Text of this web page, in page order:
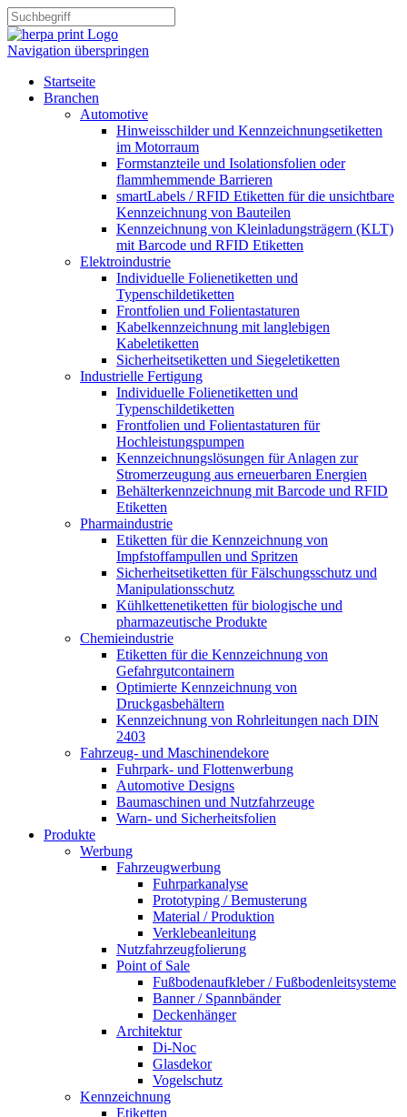
Navigation überspringen
Startseite
Branchen
Automotive
Hinweisschilder und Kennzeichnungsetiketten
im Motorraum
Formstanzteile und Isolationsfolien oder
flammhemmende Barrieren
smartLabels / RFID Etiketten für die unsichtbare
Kennzeichnung von Bauteilen
Kennzeichnung von Kleinladungsträgern (KLT)
mit Barcode und RFID Etiketten
Elektroindustrie
Individuelle Folienetiketten und
Typenschildetiketten
Frontfolien und Folientastaturen
Kabelkennzeichnung mit langlebigen
Kabeletiketten
Sicherheitsetiketten und Siegeletiketten
Industrielle Fertigung
Individuelle Folienetiketten und
Typenschildetiketten
Frontfolien und Folientastaturen für
Hochleistungspumpen
Kennzeichnungslösungen für Anlagen zur
Stromerzeugung aus erneuerbaren Energien
Behälterkennzeichnung mit Barcode und RFID
Etiketten
Pharmaindustrie
Etiketten für die Kennzeichnung von
Impfstoffampullen und Spritzen
Sicherheitsetiketten für Fälschungsschutz und
Manipulationsschutz
Kühlkettenetiketten für biologische und
pharmazeutische Produkte
Chemieindustrie
Etiketten für die Kennzeichnung von
Gefahrgutcontainern
Optimierte Kennzeichnung von
Druckgasbehältern
Kennzeichnung von Rohrleitungen nach DIN
2403
Fahrzeug- und Maschinendekore
Fuhrpark- und Flottenwerbung
Automotive Designs
Baumaschinen und Nutzfahrzeuge
Warn- und Sicherheitsfolien
Produkte
Werbung
Fahrzeugwerbung
Fuhrparkanalyse
Prototyping / Bemusterung
Material / Produktion
Verklebeanleitung
Nutzfahrzeugfolierung
Point of Sale
Fußbodenaufkleber / Fußbodenleitsysteme
Banner / Spannbänder
Deckenhänger
Architektur
Di-Noc
Glasdekor
Vogelschutz
Kennzeichnung
Etiketten